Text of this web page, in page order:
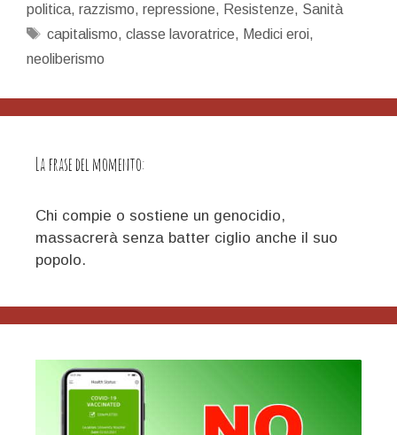
medico…
politica, razzismo, repressione, Resistenze, Sanità
Tag
capitalismo, classe lavoratrice, Medici eroi,
neoliberismo
La frase del momento:
Chi compie o sostiene un genocidio,
massacrerà senza batter ciglio anche il suo
popolo.